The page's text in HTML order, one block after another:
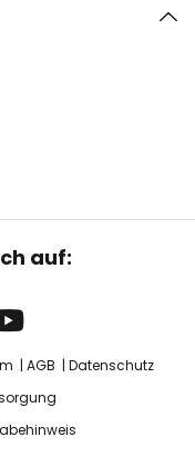
auf:
AGB
Datenschutz